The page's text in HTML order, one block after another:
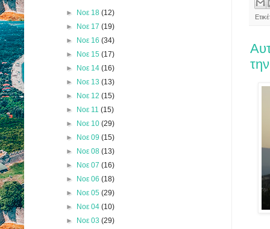
► Νοε 18 (12)
► Νοε 17 (19)
► Νοε 16 (34)
► Νοε 15 (17)
► Νοε 14 (16)
► Νοε 13 (13)
► Νοε 12 (15)
► Νοε 11 (15)
► Νοε 10 (29)
► Νοε 09 (15)
► Νοε 08 (13)
► Νοε 07 (16)
► Νοε 06 (18)
► Νοε 05 (29)
► Νοε 04 (10)
► Νοε 03 (29)